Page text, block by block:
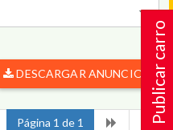
Publicar carro
DESCARGAR ANUNCIOS
Página 1 de 1